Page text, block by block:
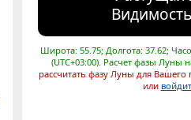
Широта: 55.75; Долгота: 37.62;
(UTC+03:00). Расчет фазы Луны
рассчитать фазу Луны для Вашего
или